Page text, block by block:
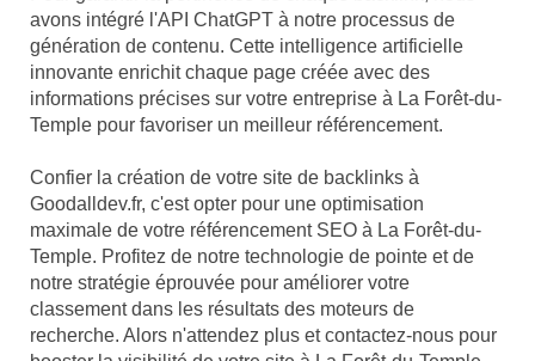
avons intégré l'API ChatGPT à notre processus de
génération de contenu. Cette intelligence artificielle
innovante enrichit chaque page créée avec des
informations précises sur votre entreprise à La Forêt-du-
Temple pour favoriser un meilleur référencement.
Confier la création de votre site de backlinks à
Goodalldev.fr, c'est opter pour une optimisation
maximale de votre référencement SEO à La Forêt-du-
Temple. Profitez de notre technologie de pointe et de
notre stratégie éprouvée pour améliorer votre
classement dans les résultats des moteurs de
recherche. Alors n'attendez plus et contactez-nous pour